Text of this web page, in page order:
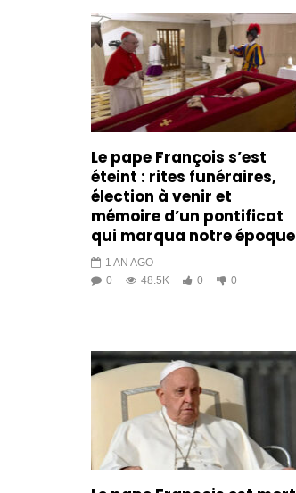
Le pape François s’est
éteint : rites funéraires,
élection à venir et
mémoire d’un pontificat
qui marqua notre époque
1 AN AGO
0
48.5K 0 0